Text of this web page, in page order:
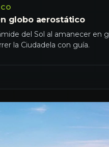
globo aerostático
del Sol al amanecer en
la Ciudadela con guía.